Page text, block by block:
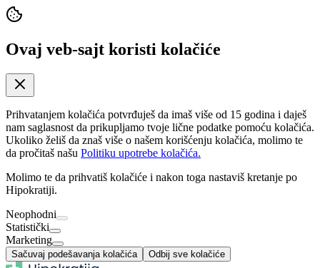
Ovaj veb-sajt koristi kolačiće
Prihvatanjem kolačića potvrđuješ da imaš više od 15 godina i daješ
nam saglasnost da prikupljamo tvoje lične podatke pomoću kolačića.
Ukoliko želiš da znaš više o našem korišćenju kolačića, molimo te
da pročitaš našu Politiku upotrebe kolačića.
Molimo te da prihvatiš kolačiće i nakon toga nastaviš kretanje po
Hipokratiji.
Neophodni
Statistički
Marketing
Sačuvaj podešavanja kolačića Odbij sve kolačiće